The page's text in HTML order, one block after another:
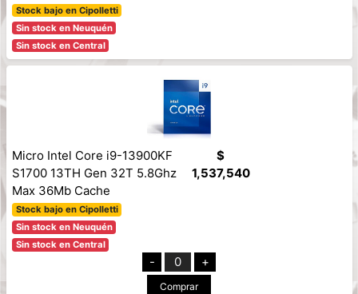
Stock bajo en Cipolletti
Sin stock en Neuquén
Sin stock en Central
Micro Intel Core i9-13900KF
S1700 13TH Gen 32T 5.8Ghz
Max 36Mb Cache
Stock bajo en Cipolletti
Sin stock en Neuquén
Sin stock en Central
$
1,537,540
- 0 +
Comprar